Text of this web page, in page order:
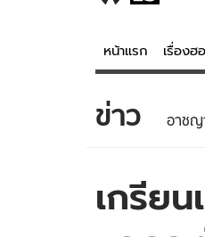
หน้าแรก เรื่องฮ
ข่าว
ข่าวบันเทิง
ข่าว อาชญ
เกรีย